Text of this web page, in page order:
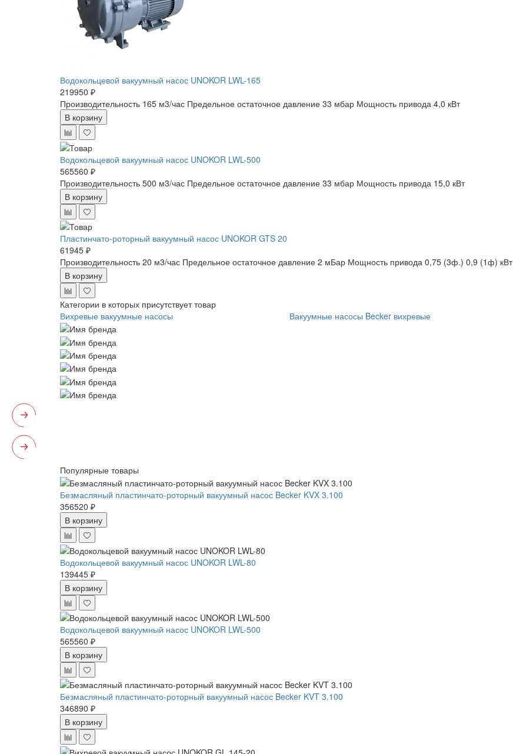
Водокольцевой вакуумный насос UNOKOR LWL-165
219950 ₽
Производительность 165 м3/час Предельное остаточное давление 33 мбар Мощность привода 4,0 кВт
В корзину
Водокольцевой вакуумный насос UNOKOR LWL-500
565560 ₽
Производительность 500 м3/час Предельное остаточное давление 33 мбар Мощность привода 15,0 кВт
В корзину
Пластинчато-роторный вакуумный насос UNOKOR GTS 20
61945 ₽
Производительность 20 м3/час Предельное остаточное давление 2 мБар Мощность привода 0,75 (3ф.) 0,9 (1ф) кВт
В корзину
Категории в которых присутствует товар
Вихревые вакуумные насосы
Вакуумные насосы Becker вихревые
Популярные товары
Безмасляный пластинчато-роторный вакуумный насос Becker KVX 3.100
356520 ₽
В корзину
Водокольцевой вакуумный насос UNOKOR LWL-80
139445 ₽
В корзину
Водокольцевой вакуумный насос UNOKOR LWL-500
565560 ₽
В корзину
Безмасляный пластинчато-роторный вакуумный насос Becker KVT 3.100
346890 ₽
В корзину